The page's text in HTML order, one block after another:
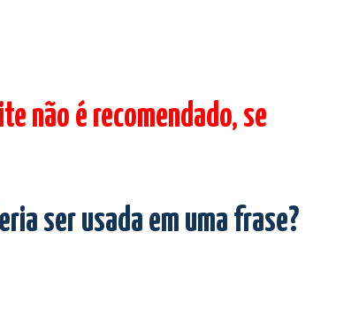
não é recomendado, se
ser usada em uma frase?